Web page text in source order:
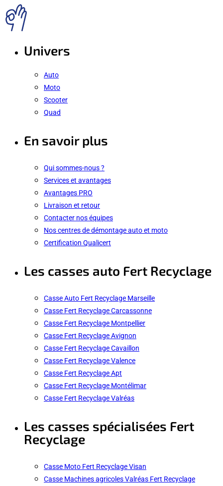
Univers
Auto
Moto
Scooter
Quad
En savoir plus
Qui sommes-nous ?
Services et avantages
Avantages PRO
Livraison et retour
Contacter nos équipes
Nos centres de démontage auto et moto
Certification Qualicert
Les casses auto Fert Recyclage
Casse Auto Fert Recyclage Marseille
Casse Fert Recyclage Carcassonne
Casse Fert Recyclage Montpellier
Casse Fert Recyclage Avignon
Casse Fert Recyclage Cavaillon
Casse Fert Recyclage Valence
Casse Fert Recyclage Apt
Casse Fert Recyclage Montélimar
Casse Fert Recyclage Valréas
Les casses spécialisées Fert
Recyclage
Casse Moto Fert Recyclage Visan
Casse Machines agricoles Valréas Fert Recyclage